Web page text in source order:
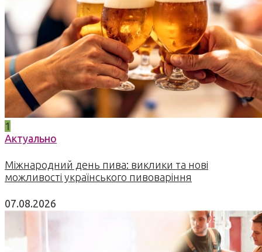
1
Актуально
Міжнародний день пива: виклики та нові
можливості українського пивоваріння
07.08.2026